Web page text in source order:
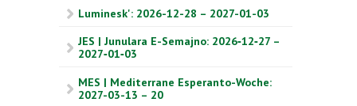
Luminesk': 2026-12-28 – 2027-01-03
JES | Junulara E-Semajno: 2026‑12‑27 –
2027‑01‑03
MES | Mediterrane Esperanto-Woche:
2027-03-13 – 20